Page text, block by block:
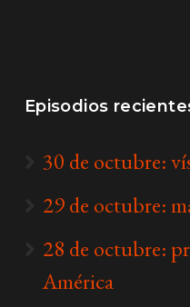
Episodios
30 de octubre:
29 de octubre:
28 de octubre:
América